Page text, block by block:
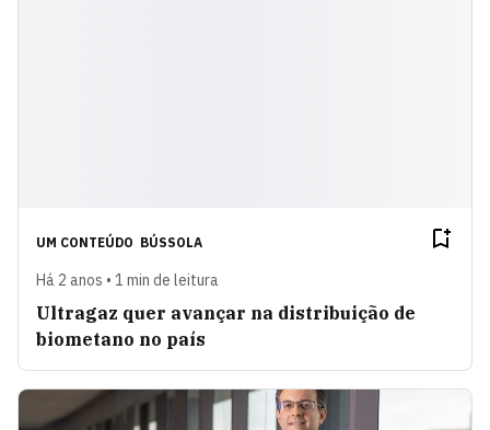
UM CONTEÚDO BÚSSOLA
Há 2 anos • 1 min de leitura
Ultragaz quer avançar na distribuição de
biometano no país